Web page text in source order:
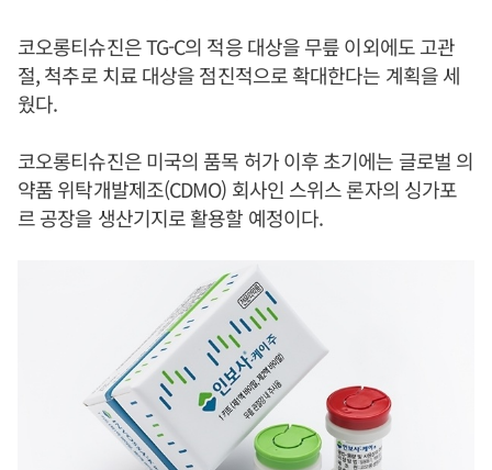
코오롱티슈진은 TG-C의 적응 대상을 무릎 이외에도 고관
절, 척추로 치료 대상을 점진적으로 확대한다는 계획을 세
웠다.
코오롱티슈진은 미국의 품목 허가 이후 초기에는 글로벌 의
약품 위탁개발제조(CDMO) 회사인 스위스 론자의 싱가포
르 공장을 생산기지로 활용할 예정이다.